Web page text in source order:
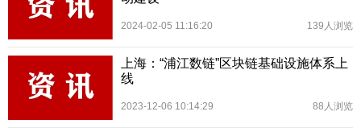
2024-02-05 11:16:20 139人浏览
上海：“浦江数链”区块链基础设施体系上
线
2023-12-06 10:14:29 88人浏览